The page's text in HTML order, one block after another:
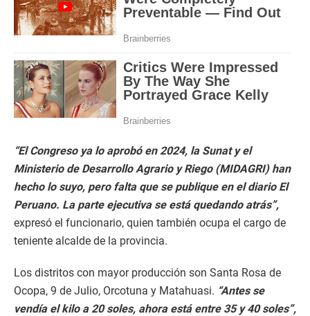
“El Congreso ya lo aprobó en 2024, la Sunat y el
Ministerio de Desarrollo Agrario y Riego (MIDAGRI) han
hecho lo suyo, pero falta que se publique en el diario El
Peruano. La parte ejecutiva se está quedando atrás”,
expresó el funcionario, quien también ocupa el cargo de
teniente alcalde de la provincia.
Los distritos con mayor producción son Santa Rosa de
Ocopa, 9 de Julio, Orcotuna y Matahuasi. “Antes se
vendía el kilo a 20 soles, ahora está entre 35 y 40 soles”,